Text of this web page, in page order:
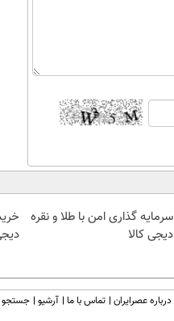
سرمایه گذاری امن با طلا و نقره
دیجی کالا
درباره عصرایران تماس با ما آرشیو جستجو